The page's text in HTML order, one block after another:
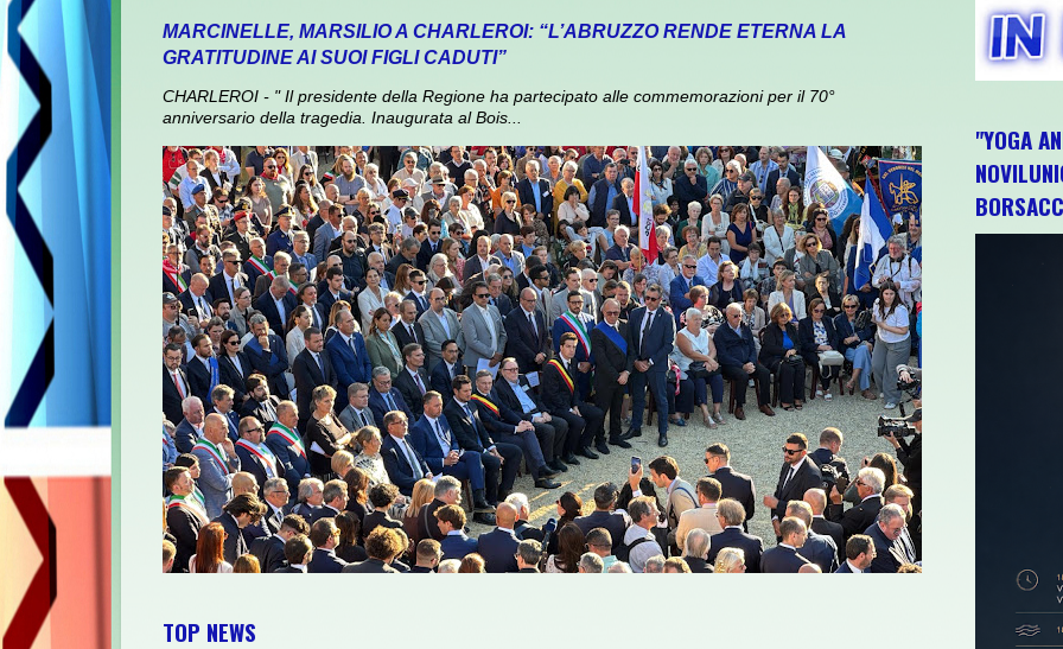
MARCINELLE, MARSILIO A CHARLEROI: “L’ABRUZZO RENDE ETERNA LA
GRATITUDINE AI SUOI FIGLI CADUTI”
CHARLEROI - " Il presidente della Regione ha partecipato alle commemorazioni per il 70°
anniversario della tragedia. Inaugurata al Bois...
TOP NEWS
"YOGA